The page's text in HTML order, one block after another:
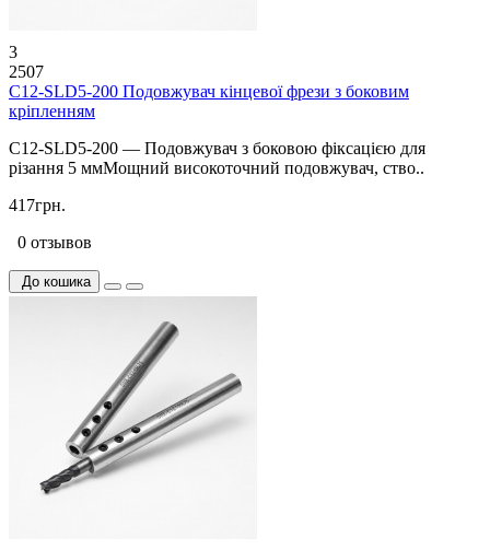
3
2507
C12-SLD5-200 Подовжувач кінцевої фрези з боковим
кріпленням
C12-SLD5-200 — Подовжувач з боковою фіксацією для
різання 5 ммМощний високоточний подовжувач, ство..
417грн.
0 отзывов
До кошика